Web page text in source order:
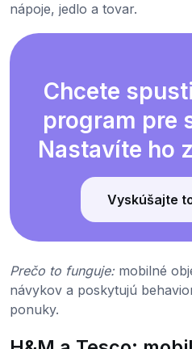
nápoje, jedlo a tovar.
Chcete
program pre
Nastavíte ho
Vyskúšajte
Prečo to funguje:mobilné
návykov a poskytujú
ponuky.